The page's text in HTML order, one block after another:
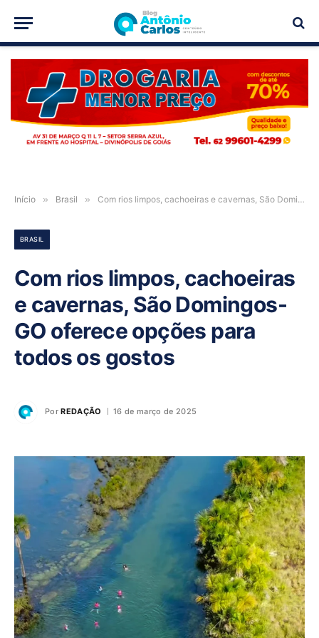
PUBLICIDADE
Início » Brasil » Com rios limpos, cachoeiras e cavernas, São Domingos-GO oferece opções para todos os gostos
BRASIL
Com rios limpos, cachoeiras
e cavernas, São Domingos-
GO oferece opções para
todos os gostos
Por REDAÇÃO 16 de março de 2025